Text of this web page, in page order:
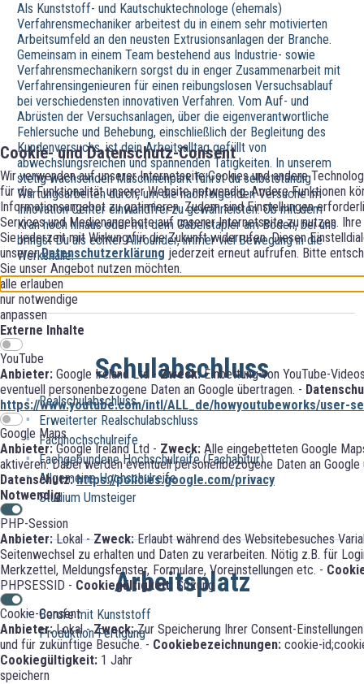
Cookie- und Datenschutz-Consent
Wir verwenden auf unserer Internetseite Cookies und andere
für die Funktionalität unserer Website notwendig. Andere Funktionen
Informationsangebot zu optimieren. Zudem sind Einstellungen
Services und Medienangebote auf unserer Internetseite zu nutzen. Ihre
Sie jederzeit mit Wirkung für die Zukunft widerrufen. Diesen
unsererDatenschutzerklärung jederzeit erneut aufrufen. Bitte
Sie unser Angebot nutzen möchten.
alle erlauben
nur notwendige
anpassen
Externe Inhalte
YouTube
Anbieter: Google Ireland Ltd -Zweck:Einbettung von YouTube-
eventuell personenbezogene Daten an Google übertragen. -
https://www.youtube.com/intl/ALL_de/howyoutubeworks/user-
Google Maps
Anbieter:Google Ireland Ltd - Zweck: Alle eingebetteten Google
aktiveren. Dabei werden eventuell personenbezogene Daten an
Datenschutz: https://policies.google.com/privacy
Notwendig
PHP-Session
Anbieter:Lokal -Zweck:Erlaubt während des Websitebesuches
Seitenwechsel zu erhalten und Daten zu verarbeiten. Nötig z.B. für
Merkzettel, Meldungsfenster, Formulare, Voreinstellungen etc. -
PHPSESSID - Cookiegültigkeit: Sitzung
Cookie-Consent
Anbieter:Lokal -Zweck:Zur Speicherung Ihrer Consent-
und für zukünftige Besuche. - Cookiebezeichnungen: cookie-
Cookiegültigkeit: 1 Jahr
speichern
Als Kunststoff- und Kautschuktechnologe (ehemals)
Verfahrensmechaniker arbeitest du in einem sehr motivierten
Arbeitsumfeld an den neusten Extrusionsanlagen der Branche.
Gemeinsam in einem Team bestehend aus Industrie- sowie
Verfahrensmechanikern sorgst du in enger Zusammenarbeit mit
Verfahrensingenieuren für einen reibungslosen Versuchsablauf
bei verschiedensten innovativen Verfahren. Vom Auf- und
Abrüsten der Versuchsanlagen, über die eigenverantwortliche
Fehlersuche und Behebung, einschließlich der Begleitung des
Kundenversuchs, ist dein Arbeitsalltag gefüllt von
abwechslungsreichen und spannenden Tätigkeiten. In unserem
stetig wachsenden Maschinenpark führst du selbstständig
Wartungsarbeiten durch, um die nachfolgenden Versuche im
Innovation Center einwandfrei zu gewährleisten. Ob mit dem
Kran hoch hinaus oder mit dem Gabelstapler am Boden, bei uns
bringst Du als echter Allrounder, immer viel Bewegung in die
Werkshalle.
Schulabschluss
Realschulabschluss
Erweiterter Realschulabschluss
Fachhochschulreife
Fachgebundene Hochschulreife (Fachabitur)
Allgemeine Hochschulreife
Studium Umsteiger
Arbeitsplatz
Berufe mit Kunststoff
Produktion Fertigung